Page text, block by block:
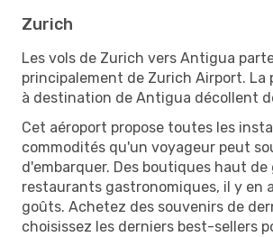
Zurich
Les vols de Zurich vers Antigua
principalement de Zurich Airport. La
à destination de Antigua décollent
Cet aéroport propose toutes les
commodités qu'un voyageur peut
d'embarquer. Des boutiques haut de
restaurants gastronomiques, il y en
goûts. Achetez des souvenirs de
choisissez les derniers best-sellers